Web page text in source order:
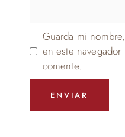
Guarda mi
en este
comente.